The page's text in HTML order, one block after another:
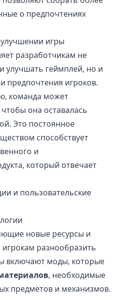
о предпочтениях
игры
разработчикам не
улучшать геймплей, но и
предпочтения игроков.
команда может
она оставалась
Это постоянное
способствует
и
который отвечает
и пользовательские
новые ресурсы и
разнообразить
включают моды, которые
, необходимые
предметов и механизмов.